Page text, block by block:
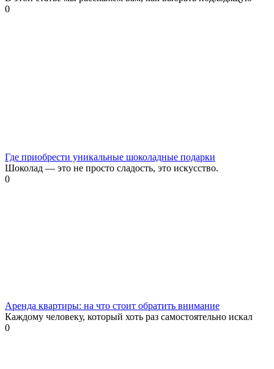
0
Где приобрести уникальные шоколадные подарки
Шоколад — это не просто сладость, это искусство.
0
Аренда квартиры: на что стоит обратить внимание
Каждому человеку, который хоть раз самостоятельно искал
0